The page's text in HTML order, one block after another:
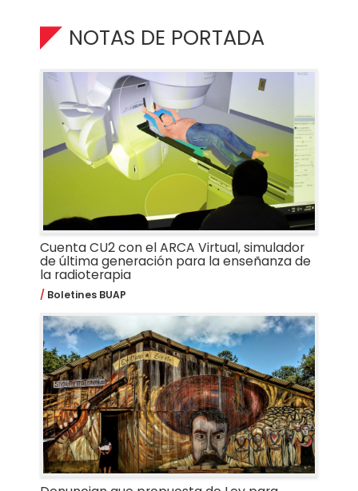
NOTAS DE PORTADA
Cuenta CU2 con el ARCA Virtual, simulador
de última generación para la enseñanza de
la radioterapia
Boletines BUAP